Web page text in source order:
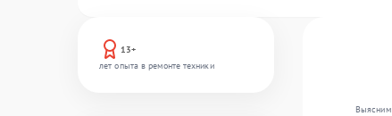
13+
лет опыта в ремонте техники
Выясним